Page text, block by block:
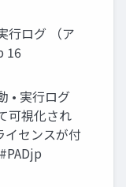
行ログ （ア
16
• 実行ログ
可視化され
センスが付